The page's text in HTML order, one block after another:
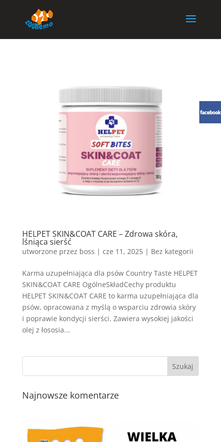
HELPET SKIN&COAT CARE – Zdrowa skóra,
lśniąca sierść
utworzone przez boss | cze 11, 2025| Bez kategorii
Karma uzupełniająca dla psów Country Taste HELPET
SKIN&COAT CARE OgólneSkładCechy produktu
HELPET SKIN&COAT CARE to karma uzupełniająca dla
psów, opracowana z myślą o wsparciu zdrowia skóry
i poprawie kondycji sierści. Zawiera wysokiej jakości
olej z łososia...
Najnowsze komentarze